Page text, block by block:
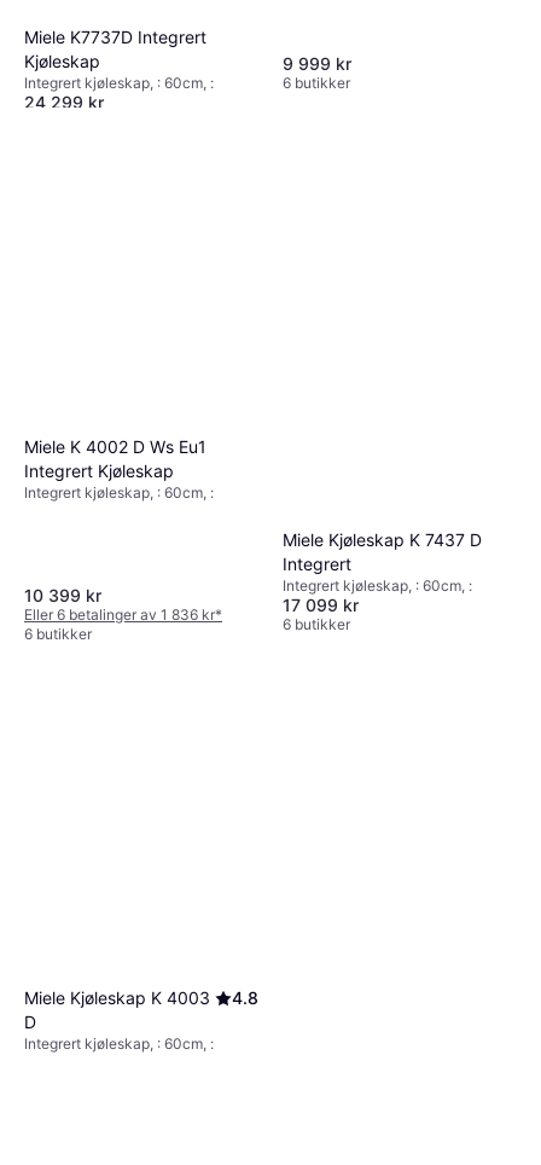
Miele K7737D Integrert
Kjøleskap
Integrert kjøleskap, : 60cm, :
24 299 kr
9 999 kr
6 butikker
Miele K 4002 D Ws Eu1
Integrert Kjøleskap
Integrert kjøleskap, : 60cm, :
10 399 kr
Eller 6 betalinger av 1 836 kr*
6 butikker
Miele Kjøleskap K 7437 D
Integrert
Integrert kjøleskap, : 60cm, :
17 099 kr
6 butikker
Miele Kjøleskap K 4003
D
4.8
Integrert kjøleskap, : 60cm, :